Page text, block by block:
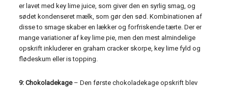
er lavet med key lime juice, som giver den en syrlig smag, og
sødet kondenseret mælk, som gør den sød. Kombinationen af ​​
disse to smage skaber en lækker og forfriskende tærte. Der er
mange variationer af key lime pie, men den mest almindelige
opskrift inkluderer en graham cracker skorpe, key lime fyld og
flødeskum eller is topping.
9: Chokoladekage– Den første chokoladekage opskrift blev